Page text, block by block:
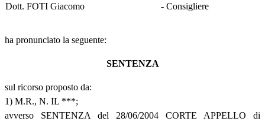
Dott. FOTI Giacomo
- Consigliere
ha pronunciato la seguente:
SENTENZA
sul ricorso proposto da:
1) M.R., N. IL ***;
avverso SENTENZA del 28/06/2004 CORTE APPELLO di